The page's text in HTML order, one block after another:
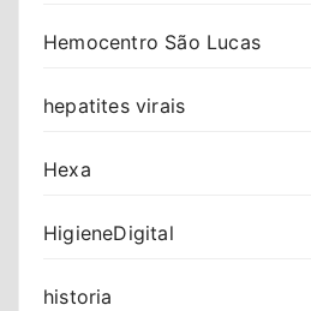
Hemocentro São Lucas
hepatites virais
Hexa
HigieneDigital
historia